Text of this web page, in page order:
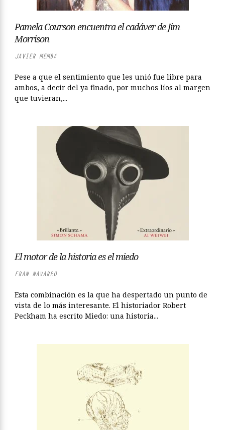
Pamela Courson encuentra el cadáver de Jim
Morrison
JAVIER MEMBA
Pese a que el sentimiento que les unió fue libre para
ambos, a decir del ya finado, por muchos líos al margen
que tuvieran,...
El motor de la historia es el miedo
FRAN NAVARRO
Esta combinación es la que ha despertado un punto de
vista de lo más interesante. El historiador Robert
Peckham ha escrito Miedo: una historia...